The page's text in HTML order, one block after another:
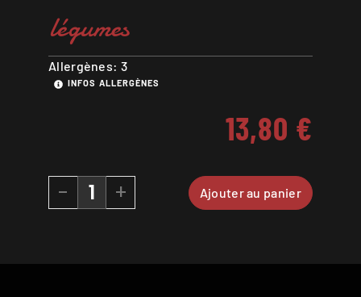
légumes
Allergènes: 3
INFOS ALLERGÈNES
13,80 €
- + Ajouter au panier